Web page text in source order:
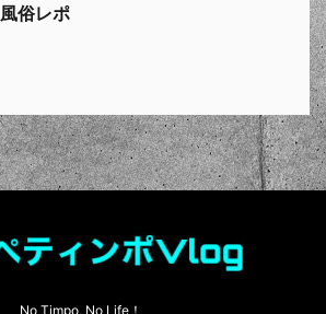
風俗レポ
No Timpo, No Life！